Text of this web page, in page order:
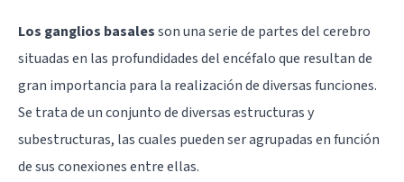
Los ganglios basalesson una serie de partes del cerebro
situadas en las profundidades del encéfalo que resultan de
gran importancia para la realización de diversas funciones.
Se trata de un conjunto de diversas estructuras y
subestructuras, las cuales pueden ser agrupadas en función
de sus conexiones entre ellas.